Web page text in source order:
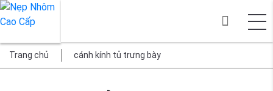
Trang chủ cánh kính tủ trưng bày